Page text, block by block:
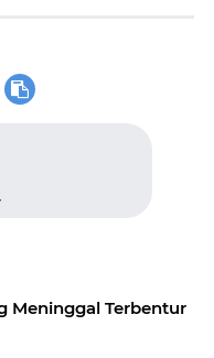
Meninggal Terbentur